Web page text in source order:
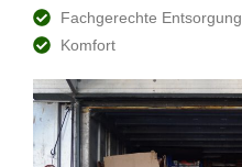
Fachgerechte Entsorgung
Komfort